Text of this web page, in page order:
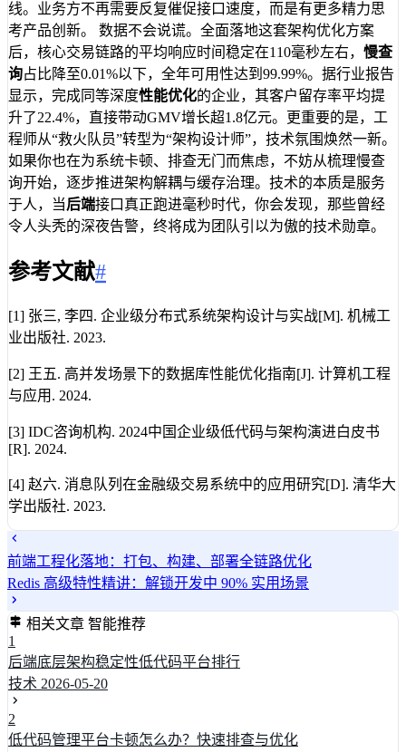
线。业务方不再需要反复催促接口速度，而是有更多精力思
考产品创新。 数据不会说谎。全面落地这套架构优化方案
后，核心交易链路的平均响应时间稳定在110毫秒左右， 慢查
询占比降至0.01%以下，全年可用性达到99.99%。据行业报告
显示，完成同等深度性能优化的企业，其客户留存率平均提
升了22.4%，直接带动GMV增长超1.8亿元。更重要的是，工
程师从“救火队员”转型为“架构设计师”，技术氛围焕然一新。
如果你也在为系统卡顿、排查无门而焦虑，不妨从梳理慢查
询开始，逐步推进架构解耦与缓存治理。技术的本质是服务
于人，当后端接口真正跑进毫秒时代，你会发现，那些曾经
令人头秃的深夜告警，终将成为团队引以为傲的技术勋章。
参考文献#
[1] 张三, 李四. 企业级分布式系统架构设计与实战[M]. 机械工
业出版社. 2023.
[2] 王五. 高并发场景下的数据库性能优化指南[J]. 计算机工程
与应用. 2024.
[3] IDC咨询机构. 2024中国企业级低代码与架构演进白皮书
[R]. 2024.
[4] 赵六. 消息队列在金融级交易系统中的应用研究[D]. 清华大
学出版社. 2023.
前端工程化落地：打包、构建、部署全链路优化
Redis 高级特性精讲：解锁开发中 90% 实用场景
相关文章 智能推荐
1
后端底层架构稳定性低代码平台排行
技术 2026-05-20
2
低代码管理平台卡顿怎么办？快速排查与优化